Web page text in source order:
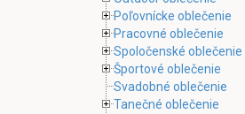
Poľovnícke oblečenie
Pracovné oblečenie
Spoločenské oblečenie
Športové oblečenie
Svadobné oblečenie
Tanečné oblečenie